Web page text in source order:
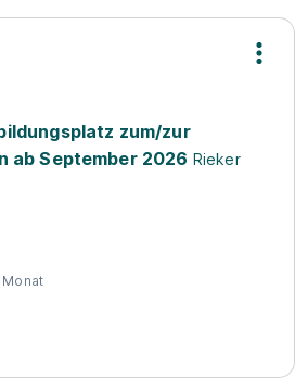
zum/zur
ab September 2026 Rieker
Monat